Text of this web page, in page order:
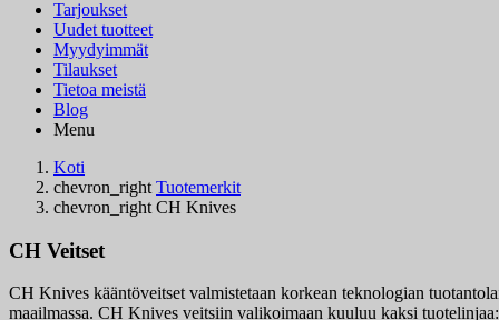
Tarjoukset
Uudet tuotteet
Myydyimmät
Tilaukset
Tietoa meistä
Blog
Menu
Koti
chevron_right Tuotemerkit
chevron_right CH Knives
CH Veitset
CH Knives kääntöveitset valmistetaan korkean teknologian
maailmassa. CH Knives veitsiin valikoimaan kuuluu kaksi